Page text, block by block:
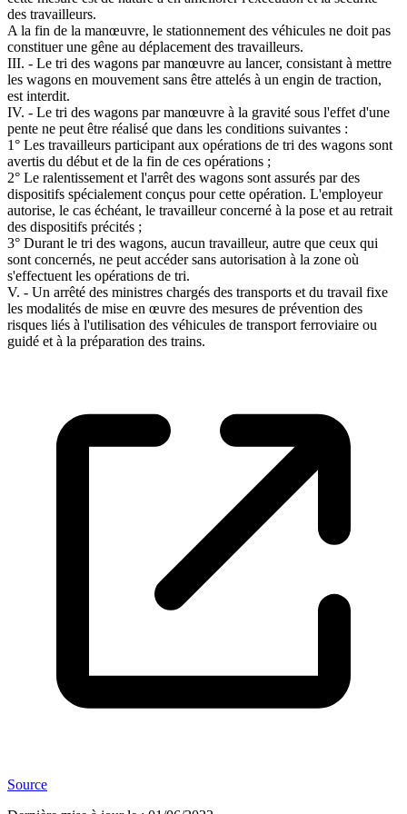
des travailleurs.
A la fin de la manœuvre, le stationnement des véhicules ne doit pas
constituer une gêne au déplacement des travailleurs.
III. - Le tri des wagons par manœuvre au lancer, consistant à mettre
les wagons en mouvement sans être attelés à un engin de traction,
est interdit.
IV. - Le tri des wagons par manœuvre à la gravité sous l'effet d'une
pente ne peut être réalisé que dans les conditions suivantes :
1° Les travailleurs participant aux opérations de tri des wagons sont
avertis du début et de la fin de ces opérations ;
2° Le ralentissement et l'arrêt des wagons sont assurés par des
dispositifs spécialement conçus pour cette opération. L'employeur
autorise, le cas échéant, le travailleur concerné à la pose et au retrait
des dispositifs précités ;
3° Durant le tri des wagons, aucun travailleur, autre que ceux qui
sont concernés, ne peut accéder sans autorisation à la zone où
s'effectuent les opérations de tri.
V. - Un arrêté des ministres chargés des transports et du travail fixe
les modalités de mise en œuvre des mesures de prévention des
risques liés à l'utilisation des véhicules de transport ferroviaire ou
guidé et à la préparation des trains.
Source